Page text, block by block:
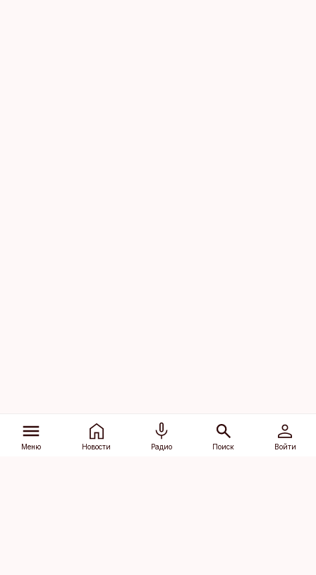
Меню Новости Радио Поиск Войти